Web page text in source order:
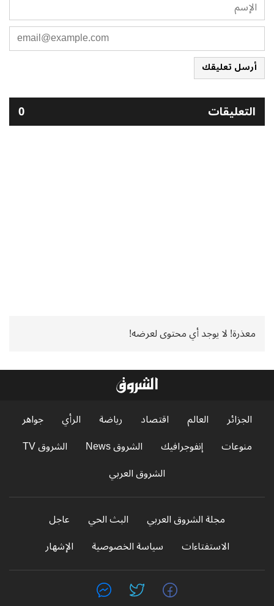
أرسل تعليقك
التعليقات 0
معذرة! لا يوجد أي محتوى لعرضه!
الجزائر العالم اقتصاد رياضة الرأي
جواهر
منوعات
إنفوجرافيك الشروق News
الشروق TV
الشروق العربي
مجلة الشروق العربي البث الحي
عاجل
الاستفتاءات
سياسة الخصوصية الإشهار